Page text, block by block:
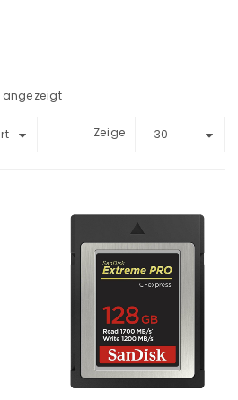
angezeigt
Zeige 30